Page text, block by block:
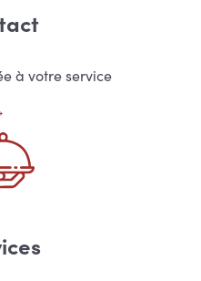
à votre service